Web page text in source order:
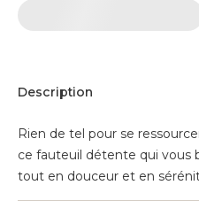
Description
Rien de tel pour se
ce fauteuil détente qui vous
tout en douceur et en